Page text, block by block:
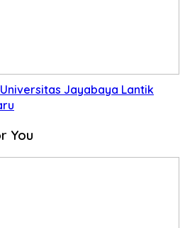
Jayabaya Lantik
You